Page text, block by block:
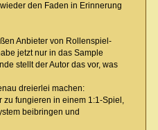
den Faden in Erinnerung
Anbieter von Rollenspiel-
jetzt nur in das Sample
stellt der Autor das vor, was
dreierlei machen:
zu fungieren in einem 1:1-Spiel,
beibringen und